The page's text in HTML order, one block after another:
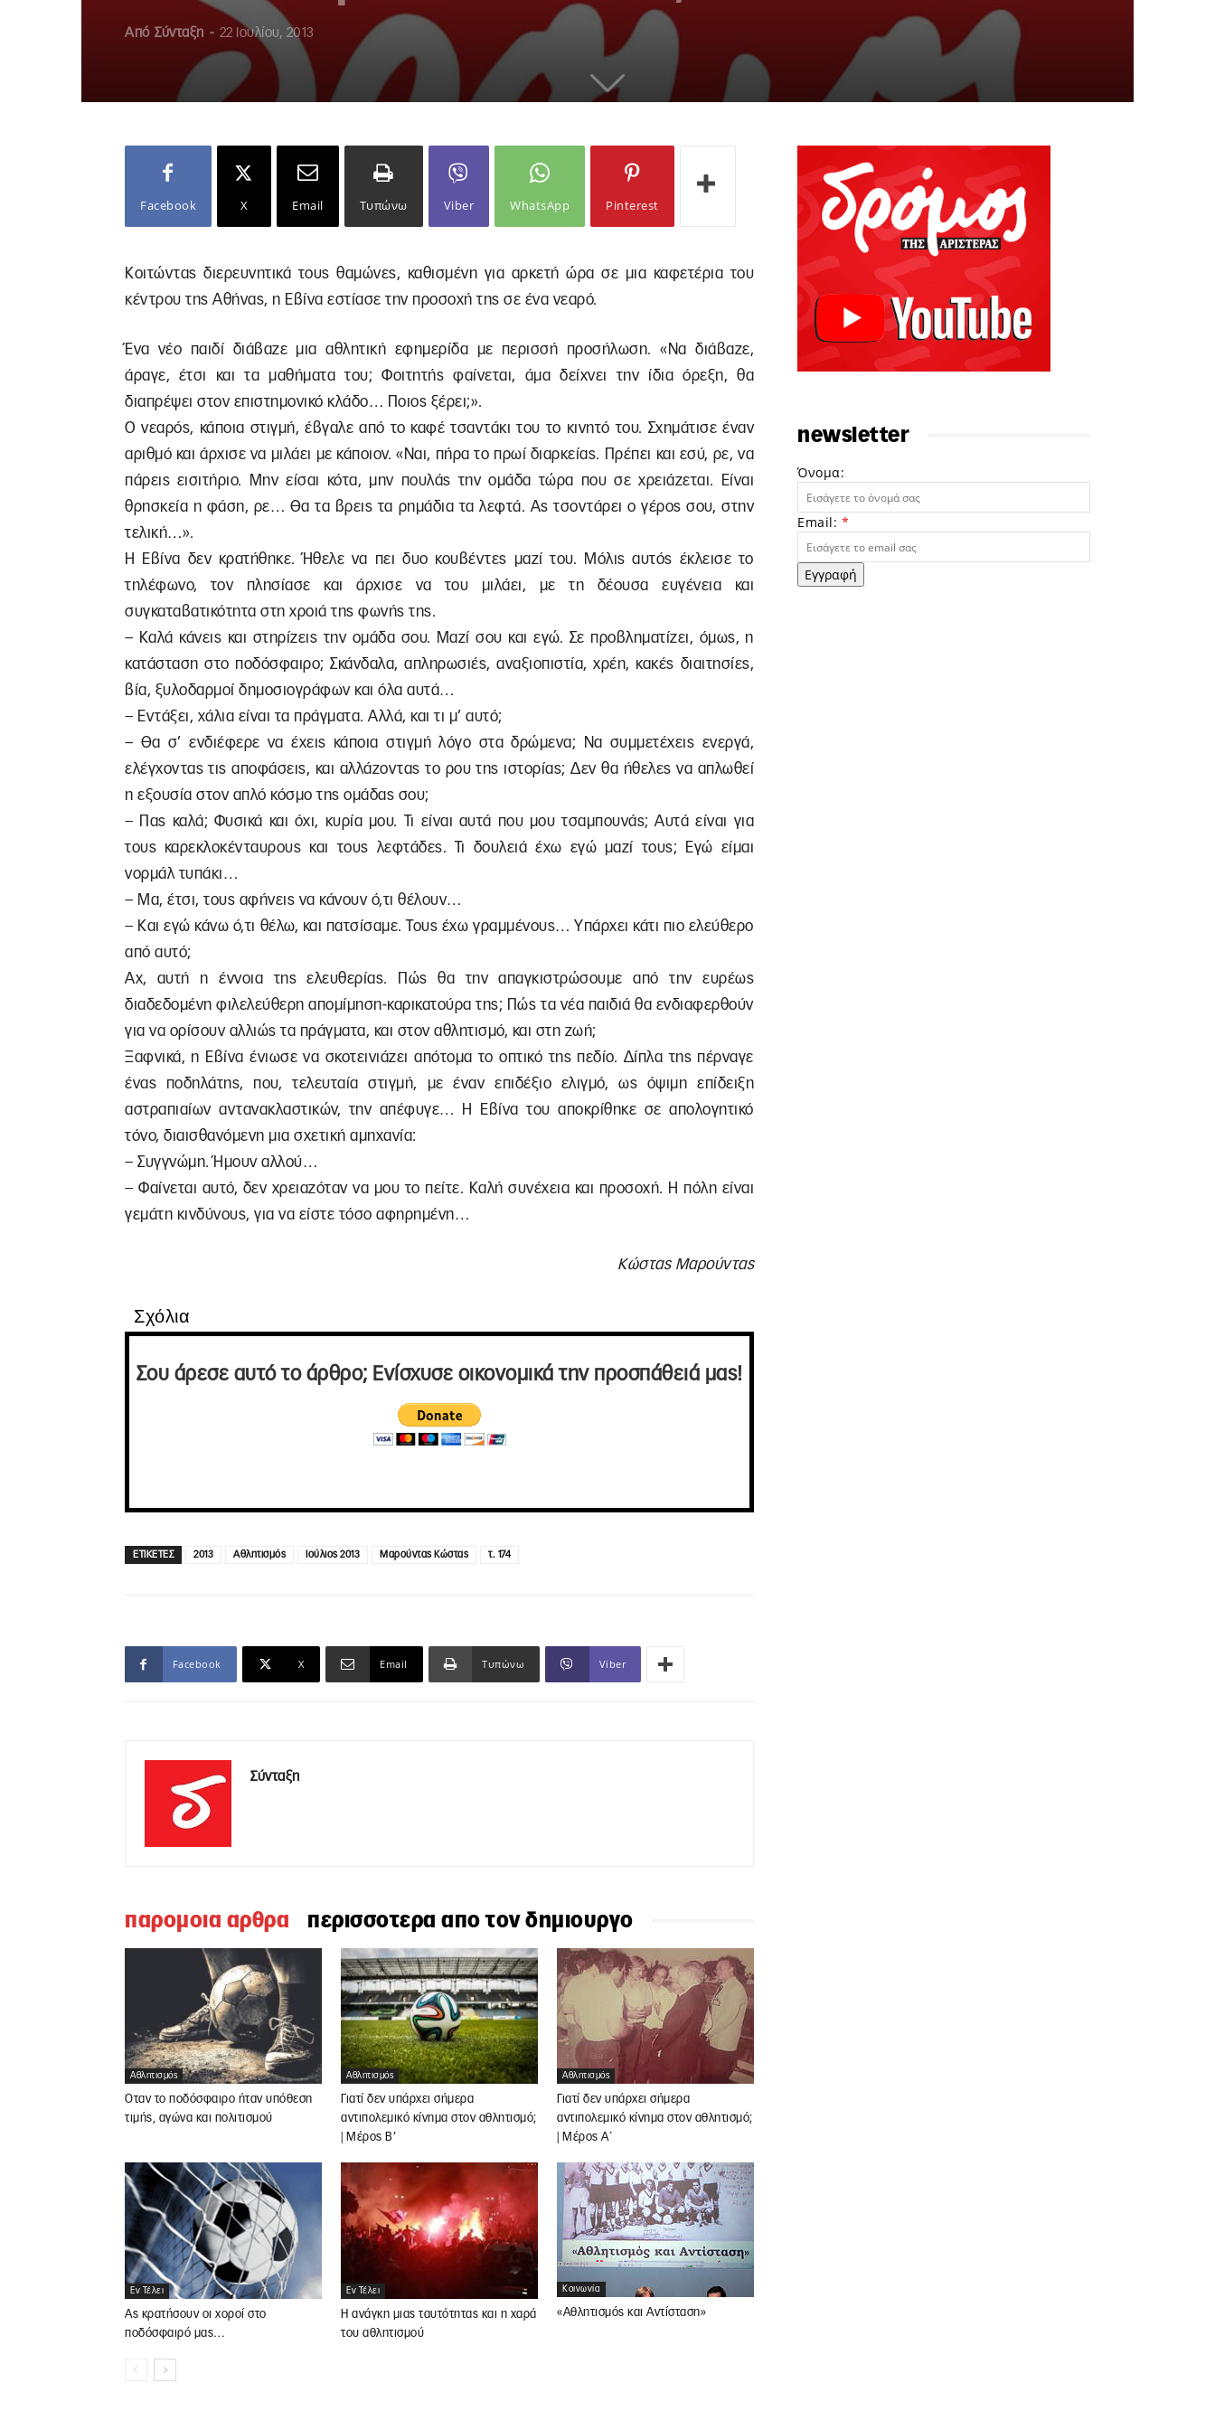
Από Σύνταξη - 22 Ιουλίου, 2013
Facebook X Email Τυπώνω Viber WhatsApp Pinterest
Κοιτώντας διερευνητικά τους θαμώνες, καθισμένη για αρκετή ώρα σε μια καφετέρια του
κέντρου της Αθήνας, η Εβίνα εστίασε την προσοχή της σε ένα νεαρό.
Ένα νέο παιδί διάβαζε μια αθλητική εφημερίδα με περισσή προσήλωση. «Να διάβαζε,
άραγε, έτσι και τα μαθήματα του; Φοιτητής φαίνεται, άμα δείχνει την ίδια όρεξη, θα
διαπρέψει στον επιστημονικό κλάδο… Ποιος ξέρει;».
Ο νεαρός, κάποια στιγμή, έβγαλε από το καφέ τσαντάκι του το κινητό του. Σχημάτισε έναν
αριθμό και άρχισε να μιλάει με κάποιον. «Ναι, πήρα το πρωί διαρκείας. Πρέπει και εσύ, ρε, να
πάρεις εισιτήριο. Μην είσαι κότα, μην πουλάς την ομάδα τώρα που σε χρειάζεται. Είναι
θρησκεία η φάση, ρε… Θα τα βρεις τα ρημάδια τα λεφτά. Ας τσοντάρει ο γέρος σου, στην
τελική…».
Η Εβίνα δεν κρατήθηκε. Ήθελε να πει δυο κουβέντες μαζί του. Μόλις αυτός έκλεισε το
τηλέφωνο, τον πλησίασε και άρχισε να του μιλάει, με τη δέουσα ευγένεια και
συγκαταβατικότητα στη χροιά της φωνής της.
– Καλά κάνεις και στηρίζεις την ομάδα σου. Μαζί σου και εγώ. Σε προβληματίζει, όμως, η
κατάσταση στο ποδόσφαιρο; Σκάνδαλα, απληρωσιές, αναξιοπιστία, χρέη, κακές διαιτησίες,
βία, ξυλοδαρμοί δημοσιογράφων και όλα αυτά…
– Εντάξει, χάλια είναι τα πράγματα. Αλλά, και τι μ’ αυτό;
– Θα σ’ ενδιέφερε να έχεις κάποια στιγμή λόγο στα δρώμενα; Να συμμετέχεις ενεργά,
ελέγχοντας τις αποφάσεις, και αλλάζοντας το ρου της ιστορίας; Δεν θα ήθελες να απλωθεί
η εξουσία στον απλό κόσμο της ομάδας σου;
– Πας καλά; Φυσικά και όχι, κυρία μου. Τι είναι αυτά που μου τσαμπουνάς; Αυτά είναι για
τους καρεκλοκένταυρους και τους λεφτάδες. Τι δουλειά έχω εγώ μαζί τους; Εγώ είμαι
νορμάλ τυπάκι…
– Μα, έτσι, τους αφήνεις να κάνουν ό,τι θέλουν…
– Και εγώ κάνω ό,τι θέλω, και πατσίσαμε. Τους έχω γραμμένους… Υπάρχει κάτι πιο ελεύθερο
από αυτό;
Αχ, αυτή η έννοια της ελευθερίας. Πώς θα την απαγκιστρώσουμε από την ευρέως
διαδεδομένη φιλελεύθερη απομίμηση-καρικατούρα της; Πώς τα νέα παιδιά θα ενδιαφερθούν
για να ορίσουν αλλιώς τα πράγματα, και στον αθλητισμό, και στη ζωή;
Ξαφνικά, η Εβίνα ένιωσε να σκοτεινιάζει απότομα το οπτικό της πεδίο. Δίπλα της πέρναγε
ένας ποδηλάτης, που, τελευταία στιγμή, με έναν επιδέξιο ελιγμό, ως όψιμη επίδειξη
αστραπιαίων αντανακλαστικών, την απέφυγε… Η Εβίνα του αποκρίθηκε σε απολογητικό
τόνο, διαισθανόμενη μια σχετική αμηχανία:
– Συγγνώμη. Ήμουν αλλού…
– Φαίνεται αυτό, δεν χρειαζόταν να μου το πείτε. Καλή συνέχεια και προσοχή. Η πόλη είναι
γεμάτη κινδύνους, για να είστε τόσο αφηρημένη…
Κώστας Μαρούντας
Σχόλια
Σου άρεσε αυτό το άρθρο; Ενίσχυσε οικονομικά την προσπάθειά μας!
ΕΤΙΚΕΤΕΣ 2013 Αθλητισμός Ιούλιος 2013 Μαρούντας Κώστας τ. 174
Facebook X Email Τυπώνω Viber
Σύνταξη
παρομοια αρθρα περισσοτερα απο τον δημιουργο
Αθλητισμός
Όταν το ποδόσφαιρο ήταν υπόθεση
τιμής, αγώνα και πολιτισμού
Αθλητισμός
Γιατί δεν υπάρχει σήμερα
αντιπολεμικό κίνημα στον αθλητισμό;
| Μέρος Β’
Αθλητισμός
Γιατί δεν υπάρχει σήμερα
αντιπολεμικό κίνημα στον αθλητισμό;
| Μέρος Α΄
Εν Τέλει
Ας κρατήσουν οι χοροί στο
ποδόσφαιρό μας…
Εν Τέλει
Η ανάγκη μιας ταυτότητας και η χαρά
του αθλητισμού
Κοινωνία
«Αθλητισμός και Αντίσταση»
newsletter
Όνομα:
Email: *
Εγγραφή